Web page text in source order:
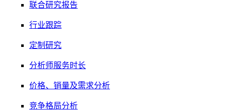
联合研究报告
行业跟踪
定制研究
分析师服务时长
价格、销量及需求分析
竞争格局分析